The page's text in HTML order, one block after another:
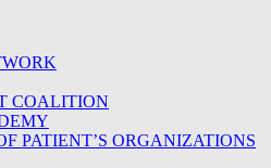
COALITION
PATIENT’S ORGANIZATIONS